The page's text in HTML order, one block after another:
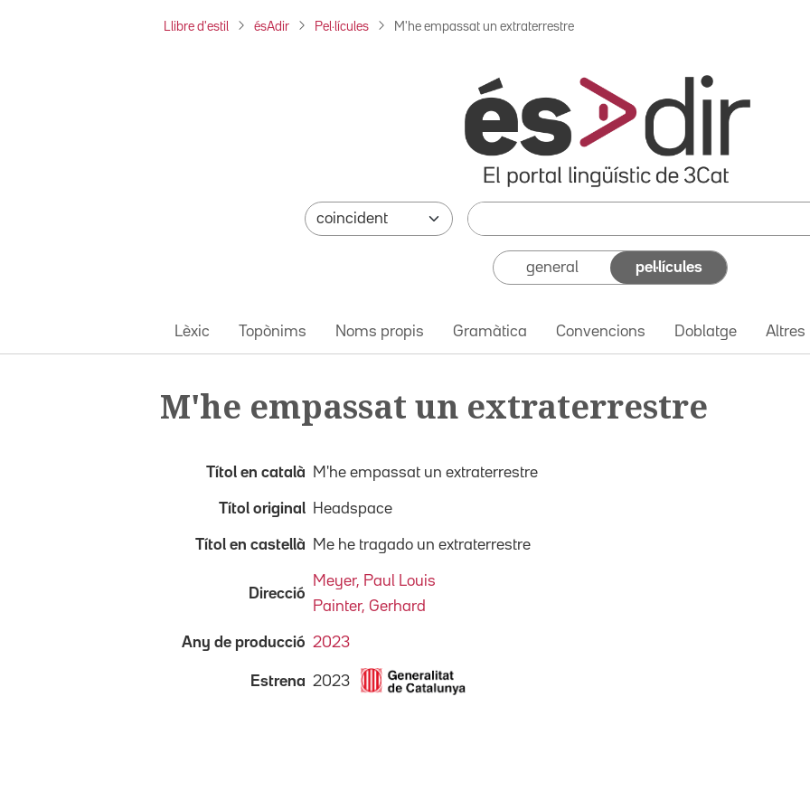
Llibre d'estil ésAdir Pel·lícules M'he empassat un extraterrestre
general pel·lícules
Lèxic Topònims Noms propis Gramàtica Convencions Doblatge Altres
M'he empassat un extraterrestre
Títol en català M'he empassat un extraterrestre
Títol original Headspace
Títol en castellà Me he tragado un extraterrestre
Direcció
Meyer, Paul Louis
Painter, Gerhard
Any de producció 2023
Estrena 2023